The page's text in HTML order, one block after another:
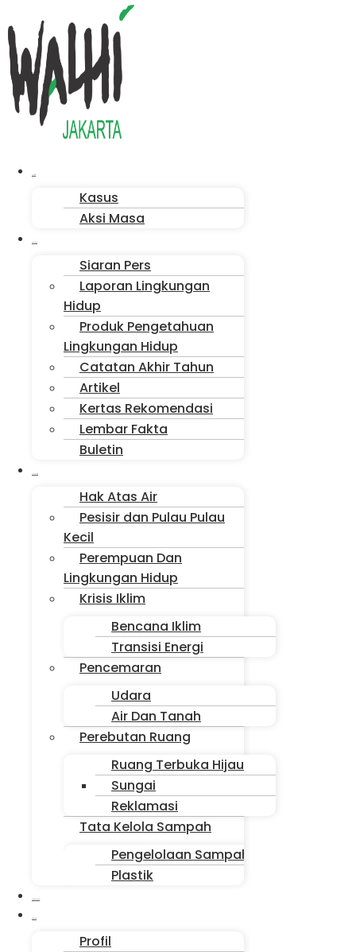
Menu
Kasus
Aksi Masa
Siaran Pers
Laporan Lingkungan
Hidup
Produk Pengetahuan
Lingkungan Hidup
Catatan Akhir Tahun
Artikel
Kertas Rekomendasi
Lembar Fakta
Buletin
Hak Atas Air
Pesisir dan Pulau Pulau
Kecil
Perempuan Dan
Lingkungan Hidup
Krisis Iklim
Bencana Iklim
Transisi Energi
Pencemaran
Udara
Air Dan Tanah
Perebutan Ruang
Ruang Terbuka Hijau
Sungai
Reklamasi
Tata Kelola Sampah
Pengelolaan Sampah
Plastik
Profil